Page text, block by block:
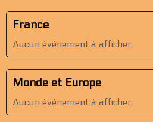
France
Aucun évènement à afficher.
Monde et Europe
Aucun évènement à afficher.